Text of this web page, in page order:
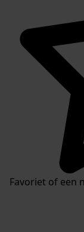
Favoriet of een